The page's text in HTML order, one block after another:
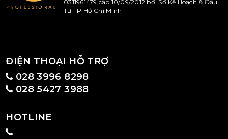
0311961479 cấp 10/09/2012 bởi Sở Kế Hoạch & Đầu
Tư TP Hồ Chí Minh
ĐIỆN THOẠI HỖ TRỢ
028 3996 8298
028 5427 3988
HOTLINE